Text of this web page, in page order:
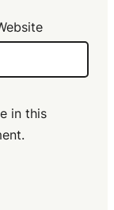
in this